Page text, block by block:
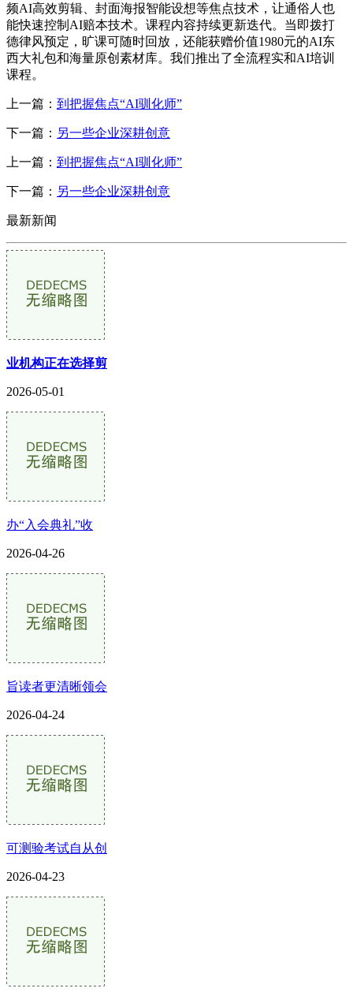
频AI高效剪辑、封面海报智能设想等焦点技术，让通俗人也
能快速控制AI赔本技术。课程内容持续更新迭代。当即拨打
德律风预定，旷课可随时回放，还能获赠价值1980元的AI东
西大礼包和海量原创素材库。我们推出了全流程实和AI培训
课程。
上一篇： 到把握焦点“AI驯化师”
下一篇： 另一些企业深耕创意
上一篇： 到把握焦点“AI驯化师”
下一篇： 另一些企业深耕创意
最新新闻
业机构正在选择剪
2026-05-01
办“入会典礼”收
2026-04-26
旨读者更清晰领会
2026-04-24
可测验考试自从创
2026-04-23